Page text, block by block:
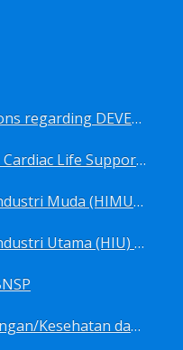
Frequently Asked Questions regarding DEVELOP Training Center
Sertifikasi ACLS (Advance Cardiac Life Support) BNSP
Sertifikasi Ahli Hygiene Industri Muda (HIMU) BNSP
Sertifikasi Ahli Hygiene Industri Utama (HIU) BNSP
Sertifikasi Ahli K3 Lingkungan/Kesehatan dan Keselamatan Kerja Lingkungan